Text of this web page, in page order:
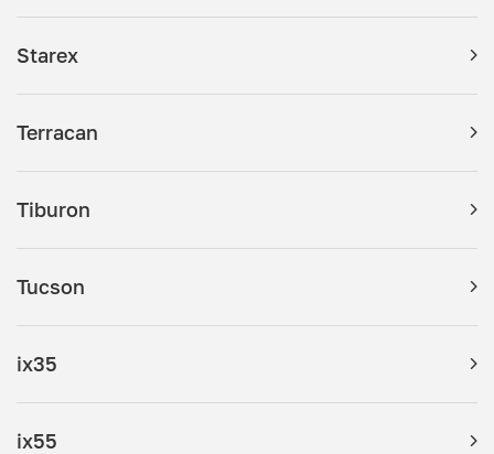
Starex
Terracan
Tiburon
Tucson
ix35
ix55